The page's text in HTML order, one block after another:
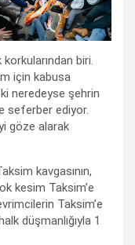
biri.
için kabusa
neredeyse şehrin
seferber ediyor.
göze alarak
kavgasının,
kesim Taksim’e
Taksim’e
düşmanlığıyla 1